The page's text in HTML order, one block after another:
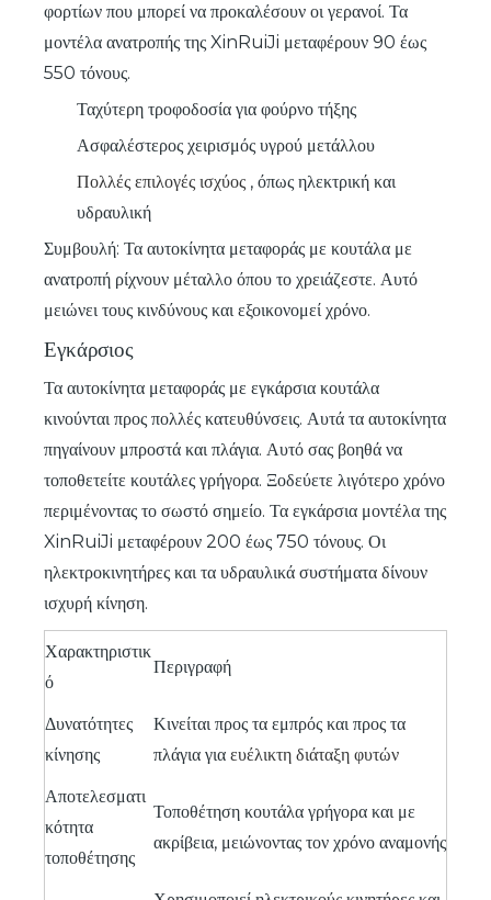
φορτίων που μπορεί να προκαλέσουν οι γερανοί. Τα
μοντέλα ανατροπής της XinRuiJi μεταφέρουν 90 έως
550 τόνους.
Ταχύτερη τροφοδοσία για φούρνο τήξης
Ασφαλέστερος χειρισμός υγρού μετάλλου
Πολλές επιλογές ισχύος , όπως ηλεκτρική και
υδραυλική
Συμβουλή: Τα αυτοκίνητα μεταφοράς με κουτάλα με
ανατροπή ρίχνουν μέταλλο όπου το χρειάζεστε. Αυτό
μειώνει τους κινδύνους και εξοικονομεί χρόνο.
Εγκάρσιος
Τα αυτοκίνητα μεταφοράς με εγκάρσια κουτάλα
κινούνται προς πολλές κατευθύνσεις. Αυτά τα αυτοκίνητα
πηγαίνουν μπροστά και πλάγια. Αυτό σας βοηθά να
τοποθετείτε κουτάλες γρήγορα. Ξοδεύετε λιγότερο χρόνο
περιμένοντας το σωστό σημείο. Τα εγκάρσια μοντέλα της
XinRuiJi μεταφέρουν 200 έως 750 τόνους. Οι
ηλεκτροκινητήρες και τα υδραυλικά συστήματα δίνουν
ισχυρή κίνηση.
Χαρακτηριστικ
ό
Περιγραφή
Δυνατότητες
κίνησης
Κινείται προς τα εμπρός και προς τα
πλάγια για ευέλικτη διάταξη φυτών
Αποτελεσματι
κότητα
τοποθέτησης
Τοποθέτηση κουτάλα γρήγορα και με
ακρίβεια, μειώνοντας τον χρόνο αναμονής